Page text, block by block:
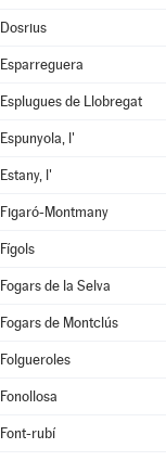
Dosrius
Esparreguera
Esplugues de Llobregat
Espunyola, l'
Estany, l'
Figaró-Montmany
Fígols
Fogars de la Selva
Fogars de Montclús
Folgueroles
Fonollosa
Font-rubí